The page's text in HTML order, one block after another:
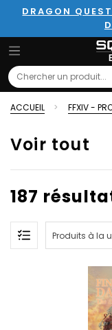
DRAGON
Search
ACCUEIL FFXIV -
Voir tout
187